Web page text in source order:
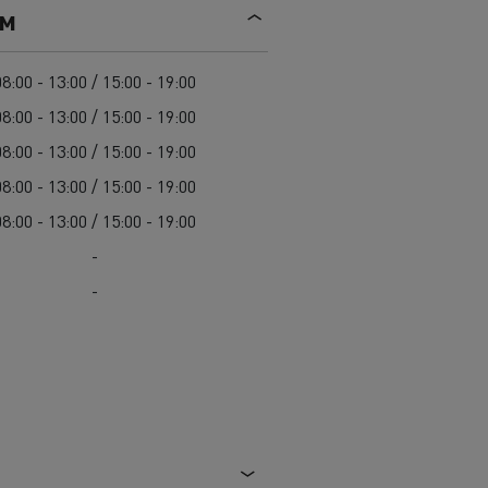
Radovi na održavanju cesta
Oprema za lokalne uprave
- 13:00 / 15:00 - 19:00
- 13:00 / 15:00 - 19:00
- 13:00 / 15:00 - 19:00
- 13:00 / 15:00 - 19:00
- 13:00 / 15:00 - 19:00
-
-